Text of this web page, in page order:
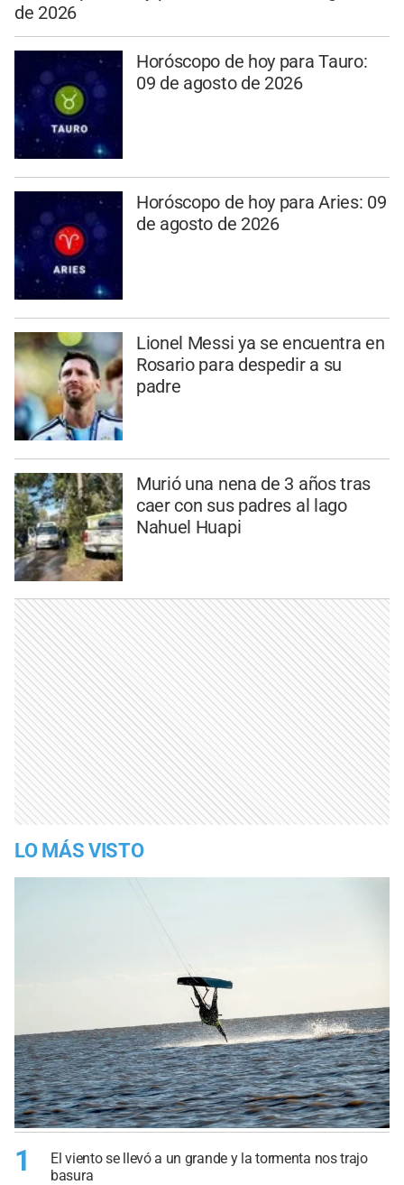
de 2026
Horóscopo de hoy para Tauro:
09 de agosto de 2026
Horóscopo de hoy para Aries: 09
de agosto de 2026
Lionel Messi ya se encuentra en
Rosario para despedir a su
padre
Murió una nena de 3 años tras
caer con sus padres al lago
Nahuel Huapi
LO MÁS VISTO
1
El viento se llevó a un grande y la tormenta nos trajo
basura